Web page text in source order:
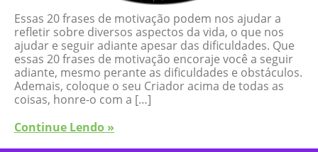
Essas 20 frases de motivação podem nos ajudar a
refletir sobre diversos aspectos da vida, o que nos
ajudar e seguir adiante apesar das dificuldades. Que
essas 20 frases de motivação encoraje você a seguir
adiante, mesmo perante as dificuldades e obstáculos.
Ademais, coloque o seu Criador acima de todas as
coisas, honre-o com a […]
Continue Lendo »